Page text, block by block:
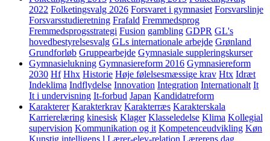
2022 Folketingsvalg 2026 Forsvaret i gymnasiet Forsvarslinje
Forsvarsstudieretning Frafald Fremmedsprog
Fremmedsprogsstrategi Fusion gambling GDPR GL's
hovedbestyrelsesvalg GLs internationale arbejde Grønland
Grundforløb Gruppearbejde Gymnasiale suppleringskurser
Gymnasielukning Gymnasiereform 2016 Gymnasiereform
2030 Hf Hhx Historie Høje følelsesmæssige krav Htx Idræt
Indeklima Indflydelse Innovation Integration Internationalt It
It i undervisning It-forbud Japan Kandidatreform
Karakterer Karakterkrav Karakterræs Karakterskala
Karrierelæring kinesisk Klager Klasseledelse Klima Kollegial
supervision Kommunikation og it Kompetenceudvikling Køn